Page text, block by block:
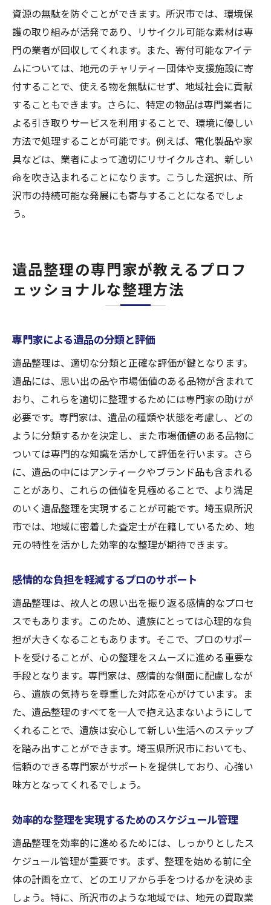
資源の無駄を防ぐことができます。所沢市では、環境保
護の取り組みが活発であり、リサイクル可能な素材は専
門の業者が回収してくれます。また、寄付可能なアイテ
ムについては、地元のチャリティー団体や支援施設に寄
付することで、使える物を無駄にせず、地域社会に貢献
することもできます。さらに、特定の物品は専門業者に
よる引き取りサービスを利用することで、環境に優しい
方法で処理することが可能です。例えば、電化製品や家
具などは、業者によって適切にリサイクルされ、新しい
命を吹き込まれることになります。こうした選択は、所
沢市の持続可能な発展にも寄与することになるでしょ
う。
遺品整理の専門家が教えるプロフ
ェッショナルな整理方法
専門家による遺品の分類と評価
遺品整理は、適切な分類と正確な評価が鍵となります。
遺品には、思い出の品や市場価値のある品物が含まれて
おり、これらを適切に整理するためには専門家の助けが
必要です。専門家は、遺品の種類や状態を考慮し、どの
ように分類するかを決定し、また市場価値のある品物に
ついては専門的な知識を活かして評価を行います。さら
に、遺品の中にはアンティークやブランド品も含まれる
ことがあり、これらの価値を見極めることで、より満足
のいく遺品整理を実現することが可能です。埼玉県所沢
市では、地域に密着した査定士が在籍しているため、地
元の特性を活かした効率的な整理が期待できます。
感情的な負担を軽減するプロのサポート
遺品整理は、故人との思い出を振り返る感情的なプロセ
スでもあります。このため、遺族にとっては心理的な負
担が大きくなることもあります。そこで、プロのサポー
トを受けることが、心の整理をスムーズに進める重要な
手段となります。専門家は、感情的な側面に配慮しなが
ら、遺族の気持ちを尊重した対応を心がけています。ま
た、遺品整理のすべてを一人で抱え込まないようにして
くれることで、遺族は安心して新しい生活へのステップ
を踏み出すことができます。埼玉県所沢市においても、
信頼のできる専門家がサポートを提供しており、心強い
味方となってくれるでしょう。
効率的な整理を実現するためのスケジュール管理
遺品整理を効率的に進めるためには、しっかりとしたス
ケジュール管理が重要です。まず、整理を始める前に全
体の計画を立て、どのエリアから手をつけるかを決めま
しょう。特に、所沢市のような地域では、地元の買取業